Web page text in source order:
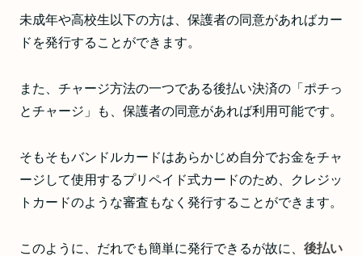
未成年や高校生以下の方は、保護者の同意があればカー
ドを発行することができます。
また、チャージ方法の一つである後払い決済の「ポチっ
とチャージ」も、保護者の同意があれば利用可能です。
そもそもバンドルカードはあらかじめ自分でお金をチャ
ージして使用するプリペイド式カードのため、クレジッ
トカードのような審査もなく発行することができます。
このように、だれでも簡単に発行できるが故に、 後払い